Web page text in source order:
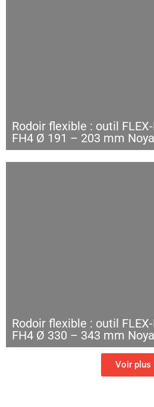
Rodoir flexible : outil
FH4 Ø 191 – 203 mm
Rodoir flexible : outil
FH4 Ø 330 – 343 mm
Voir plus